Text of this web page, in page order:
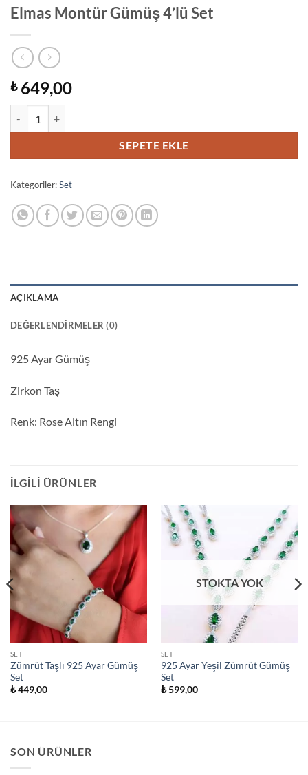
Elmas Montür Gümüş 4’lü Set
₺649,00
SEPETE EKLE
Kategoriler:Set
AÇIKLAMA
DEĞERLENDIRMELER (0)
925 Ayar Gümüş
Zirkon Taş
Renk: Rose Altın Rengi
İLGILI ÜRÜNLER
SET
Zümrüt Taşlı 925 Ayar Gümüş
Set
₺449,00
STOKTA YOK
SET
925 Ayar Yeşil Zümrüt Gümüş
Set
₺599,00
SON ÜRÜNLER